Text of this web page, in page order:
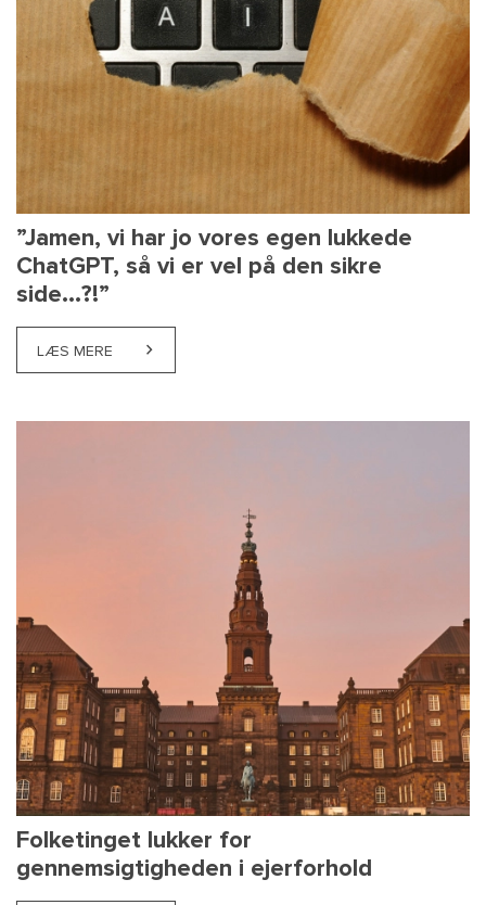
”Jamen, vi har jo vores egen lukkede
ChatGPT, så vi er vel på den sikre
side...?!”
LÆS MERE ABOUT ”JAMEN, VI HAR JO VORES EGEN LUKKEDE
Folketinget lukker for
gennemsigtigheden i ejerforhold